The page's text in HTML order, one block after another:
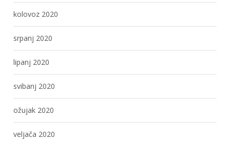
kolovoz 2020
srpanj 2020
lipanj 2020
svibanj 2020
ožujak 2020
veljača 2020